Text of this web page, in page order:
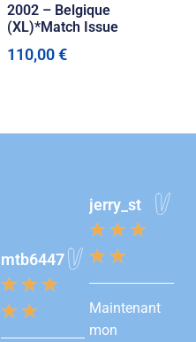
2002 – Belgique
(XL)*Match Issue
110,00€
mtb6447
★ ★ ★
★ ★
jerry_st
★ ★ ★
★ ★
Maintenant
mon